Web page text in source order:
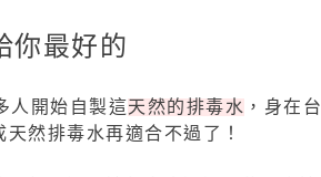
你最好的
人開始自製這 天然的排毒水 ，身在台
然排毒水再適合不過了！